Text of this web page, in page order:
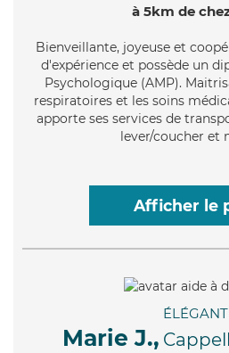
à 5km de
Bienveillante, joyeuse et
d'expérience et possède un
Psychologique (AMP).
respiratoires et les soins
apporte ses services de
lever/coucher et
Afficher le
Marie J.,